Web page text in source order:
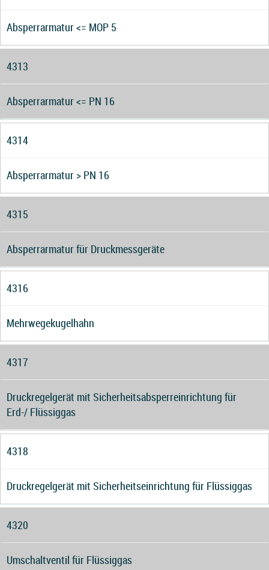
Absperrarmatur <= MOP 5
4313
Absperrarmatur <= PN 16
4314
Absperrarmatur > PN 16
4315
Absperrarmatur für Druckmessgeräte
4316
Mehrwegekugelhahn
4317
Druckregelgerät mit Sicherheitsabsperreinrichtung für
Erd-/ Flüssiggas
4318
Druckregelgerät mit Sicherheitseinrichtung für Flüssiggas
4320
Umschaltventil für Flüssiggas